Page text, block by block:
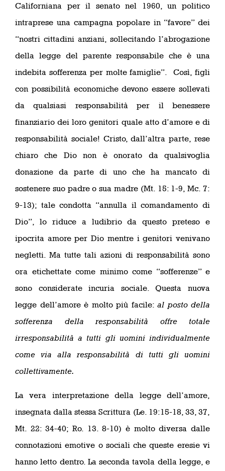
Californiana per il senato nel 1960, un politico
intraprese una campagna popolare in “favore” dei
“nostri cittadini anziani, sollecitando l’abrogazione
della legge del parente responsabile che è una
indebita sofferenza per molte famiglie”. Così, figli
con possibilità economiche devono essere sollevati
da qualsiasi responsabilità per il benessere
finanziario dei loro genitori quale atto d’amore e di
responsabilità sociale! Cristo, dall’altra parte, rese
chiaro che Dio non è onorato da qualsivoglia
donazione da parte di uno che ha mancato di
sostenere suo padre o sua madre (Mt. 15: 1-9, Mc. 7:
9-13); tale condotta “annulla il comandamento di
Dio”, lo riduce a ludibrio da questo preteso e
ipocrita amore per Dio mentre i genitori venivano
negletti. Ma tutte tali azioni di responsabilità sono
ora etichettate come minimo come “sofferenze” e
sono considerate incuria sociale. Questa nuova
legge dell’amore è molto più facile: al posto della
sofferenza della responsabilità offre totale
irresponsabilità a tutti gli uomini individualmente
come via alla responsabilità di tutti gli uomini
collettivamente.
La vera interpretazione della legge dell’amore,
insegnata dalla stessa Scrittura (Le. 19:15-18, 33, 37,
Mt. 22: 34-40; Ro. 13. 8-10) è molto diversa dalle
connotazioni emotive o sociali che queste eresie vi
hanno letto dentro. La seconda tavola della legge, e